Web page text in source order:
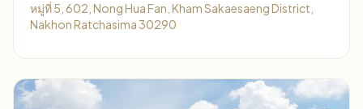
หมู่ที่ 5, 602, Nong Hua Fan, Kham Sakaesaeng District,
Nakhon Ratchasima 30290